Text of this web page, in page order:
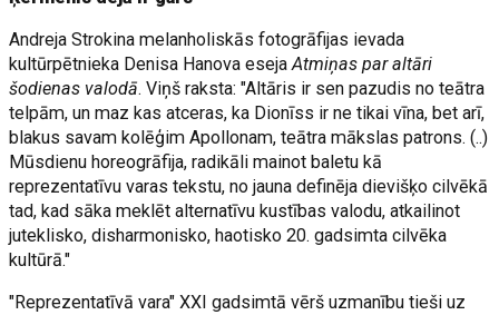
Andreja Strokina melanholiskās fotogrāfijas ievada
kultūrpētnieka Denisa Hanova esejaAtmiņas par altāri
šodienas valodā. Viņš raksta: "Altāris ir sen pazudis no teātra
telpām, un maz kas atceras, ka Dionīss ir ne tikai vīna, bet arī,
blakus savam kolēģim Apollonam, teātra mākslas patrons. (..)
Mūsdienu horeogrāfija, radikāli mainot baletu kā
reprezentatīvu varas tekstu, no jauna definēja dievišķo cilvēkā
tad, kad sāka meklēt alternatīvu kustības valodu, atkailinot
juteklisko, disharmonisko, haotisko 20. gadsimta cilvēka
kultūrā."
"Reprezentatīvā vara" XXI gadsimtā vērš uzmanību tieši uz